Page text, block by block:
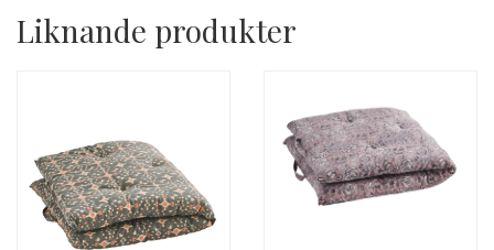
Liknande produkter